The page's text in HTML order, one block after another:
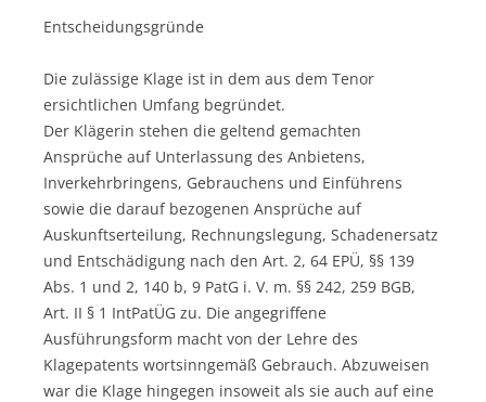
Entscheidungsgründe
Die zulässige Klage ist in dem aus dem Tenor
ersichtlichen Umfang begründet.
Der Klägerin stehen die geltend gemachten
Ansprüche auf Unterlassung des Anbietens,
Inverkehrbringens, Gebrauchens und Einführens
sowie die darauf bezogenen Ansprüche auf
Auskunftserteilung, Rechnungslegung, Schadenersatz
und Entschädigung nach den Art. 2, 64 EPÜ, §§ 139
Abs. 1 und 2, 140 b, 9 PatG i. V. m. §§ 242, 259 BGB,
Art. II § 1 IntPatÜG zu. Die angegriffene
Ausführungsform macht von der Lehre des
Klagepatents wortsinngemäß Gebrauch. Abzuweisen
war die Klage hingegen insoweit als sie auch auf eine